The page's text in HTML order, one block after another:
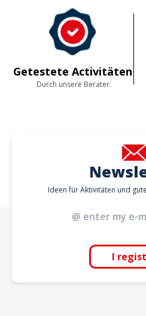
Getestete Activitäten
Durch unsere Berater
Ideen für Aktivitäten und
I